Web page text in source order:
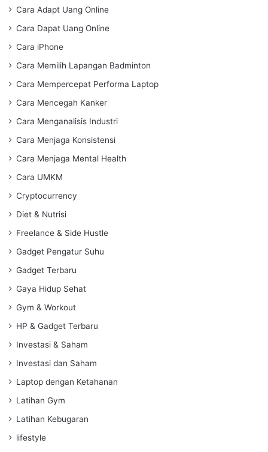
Cara Adapt Uang Online
Cara Dapat Uang Online
Cara iPhone
Cara Memilih Lapangan Badminton
Cara Mempercepat Performa Laptop
Cara Mencegah Kanker
Cara Menganalisis Industri
Cara Menjaga Konsistensi
Cara Menjaga Mental Health
Cara UMKM
Cryptocurrency
Diet & Nutrisi
Freelance & Side Hustle
Gadget Pengatur Suhu
Gadget Terbaru
Gaya Hidup Sehat
Gym & Workout
HP & Gadget Terbaru
Investasi & Saham
Investasi dan Saham
Laptop dengan Ketahanan
Latihan Gym
Latihan Kebugaran
lifestyle